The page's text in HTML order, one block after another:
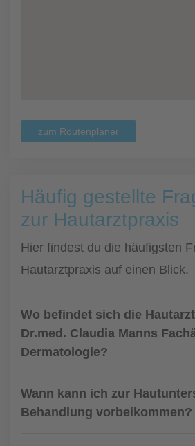
zum Routenplaner
Häufig gestellte
zur Hautarztpraxis
Hier findest du die häufigsten
Hautarztpraxis auf einen Blick.
Wo befindet sich die
Dr.med. Claudia Manns
Dermatologie?
Wann kann ich zur
Behandlung vorbeikommen?